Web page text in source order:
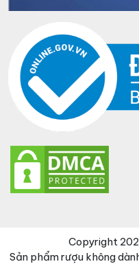
Copyright
Sản phẩm rượu không